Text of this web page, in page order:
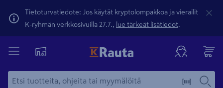
Tietoturvatiedote: Jos käytät kryptolompakkoa ja vierailit
K-ryhmän verkkosivuilla 27.7., lue tärkeät lisätiedot.